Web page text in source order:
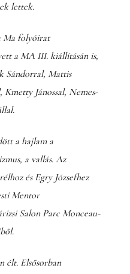
lettek.
Ma folyóirat
a MA III. kiállításán is,
Sándorral, Mattis
Kmetty Jánossal, Nemes-
a hajlam a
a vallás. Az
és Egry Józsefhez
Mentor
Salon Parc Monceau-
élt. Elsősorban